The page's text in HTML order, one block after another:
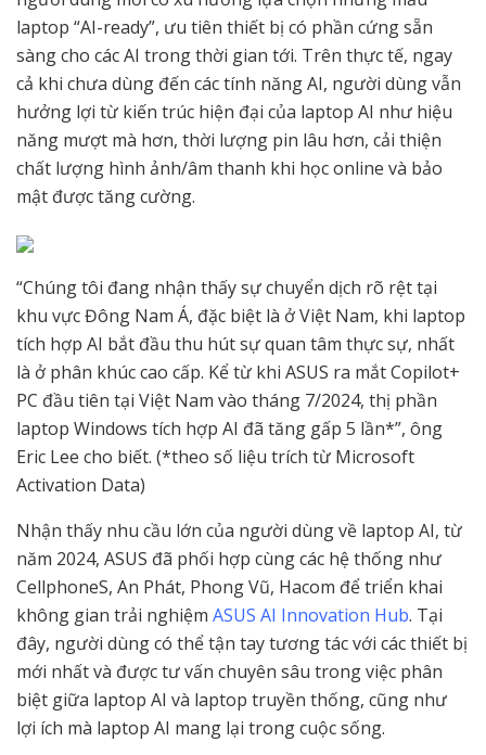
laptop “AI-ready”, ưu tiên thiết bị có phần cứng sẵn
sàng cho các AI trong thời gian tới. Trên thực tế, ngay
cả khi chưa dùng đến các tính năng AI, người dùng vẫn
hưởng lợi từ kiến trúc hiện đại của laptop AI như hiệu
năng mượt mà hơn, thời lượng pin lâu hơn, cải thiện
chất lượng hình ảnh/âm thanh khi học online và bảo
mật được tăng cường.
“Chúng tôi đang nhận thấy sự chuyển dịch rõ rệt tại
khu vực Đông Nam Á, đặc biệt là ở Việt Nam, khi laptop
tích hợp AI bắt đầu thu hút sự quan tâm thực sự, nhất
là ở phân khúc cao cấp. Kể từ khi ASUS ra mắt Copilot+
PC đầu tiên tại Việt Nam vào tháng 7/2024, thị phần
laptop Windows tích hợp AI đã tăng gấp 5 lần*”, ông
Eric Lee cho biết. (*theo số liệu trích từ Microsoft
Activation Data)
Nhận thấy nhu cầu lớn của người dùng về laptop AI, từ
năm 2024, ASUS đã phối hợp cùng các hệ thống như
CellphoneS, An Phát, Phong Vũ, Hacom để triển khai
không gian trải nghiệm ASUS AI Innovation Hub. Tại
đây, người dùng có thể tận tay tương tác với các thiết bị
mới nhất và được tư vấn chuyên sâu trong việc phân
biệt giữa laptop AI và laptop truyền thống, cũng như
lợi ích mà laptop AI mang lại trong cuộc sống.